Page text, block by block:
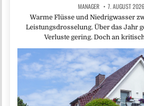
MANAGER 7. AUGUST 2026
Warme Flüsse und Niedrigwasser
Leistungsdrosselung. Über das Jahr
Verluste gering. Doch an